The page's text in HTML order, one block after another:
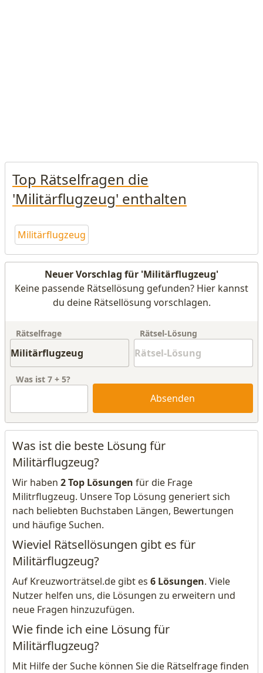
Top Rätselfragen die
'Militärflugzeug' enthalten
Militärflugzeug
Neuer Vorschlag für 'Militärflugzeug'
Keine passende Rätsellösung gefunden? Hier kannst
du deine Rätsellösung vorschlagen.
Rätselfrage Rätsel-Lösung
Was ist 7 + 5?
Absenden
Was ist die beste Lösung für
Militärflugzeug?
Wir haben 2 Top Lösungen für die Frage
Militrflugzeug. Unsere Top Lösung generiert sich
nach beliebten Buchstaben Längen, Bewertungen
und häufige Suchen.
Wieviel Rätsellösungen gibt es für
Militärflugzeug?
Auf Kreuzworträtsel.de gibt es 6 Lösungen. Viele
Nutzer helfen uns, die Lösungen zu erweitern und
neue Fragen hinzuzufügen.
Wie finde ich eine Lösung für
Militärflugzeug?
Mit Hilfe der Suche können Sie die Rätselfrage finden